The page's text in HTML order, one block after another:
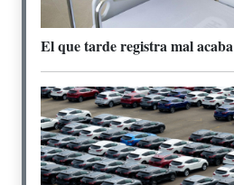
El que tarde registra mal acaba